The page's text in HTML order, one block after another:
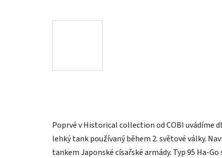
Poprvé v Historical collection od COBI uvádíme
lehký tank používaný během 2. světové války.
tankem Japonské císařské armády. Typ 95 Ha-